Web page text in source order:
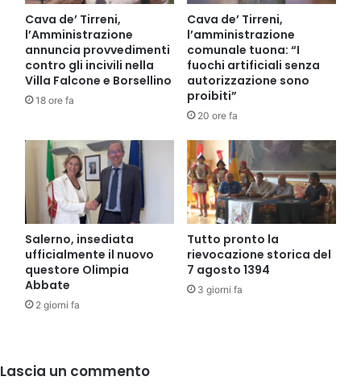
Cava de’ Tirreni,
l’Amministrazione
annuncia provvedimenti
contro gli incivili nella
Villa Falcone e Borsellino
18 ore fa
Cava de’ Tirreni,
l’amministrazione
comunale tuona: “I
fuochi artificiali senza
autorizzazione sono
proibiti”
20 ore fa
Salerno, insediata
ufficialmente il nuovo
questore Olimpia
Abbate
2 giorni fa
Tutto pronto la
rievocazione storica del
7 agosto 1394
3 giorni fa
Lascia un commento